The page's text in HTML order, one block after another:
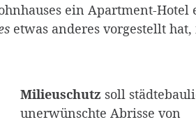
ein Apartment-Hotel
etwas anderes vorgestellt
Milieuschutz soll
unerwünschte Abrisse von